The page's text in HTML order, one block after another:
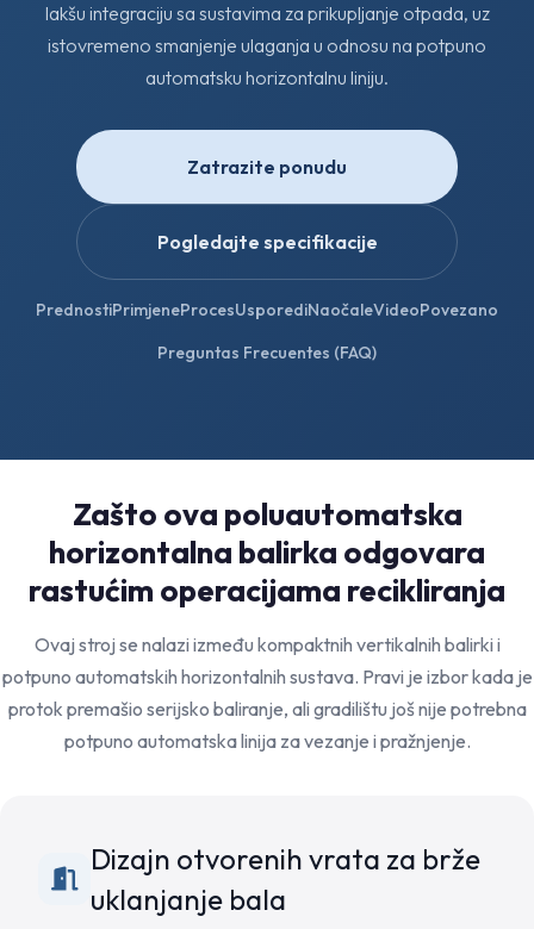
lakšu integraciju sa sustavima za prikupljanje otpada, uz
istovremeno smanjenje ulaganja u odnosu na potpuno
automatsku horizontalnu liniju.
Zatrazite ponudu
Pogledajte specifikacije
PrednostiPrimjeneProcesUsporediNaočaleVideoPovezano
Preguntas Frecuentes (FAQ)
Zašto ova poluautomatska
horizontalna balirka odgovara
rastućim operacijama recikliranja
Ovaj stroj se nalazi između kompaktnih vertikalnih balirki i
potpuno automatskih horizontalnih sustava. Pravi je izbor kada je
protok premašio serijsko baliranje, ali gradilištu još nije potrebna
potpuno automatska linija za vezanje i pražnjenje.
Dizajn otvorenih vrata za brže
uklanjanje bala